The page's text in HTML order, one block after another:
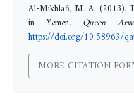
Al-Mikhlafi, M. A. (2013).
in Yemen. Queen
https://doi.org/10.58963/
MORE CITATION